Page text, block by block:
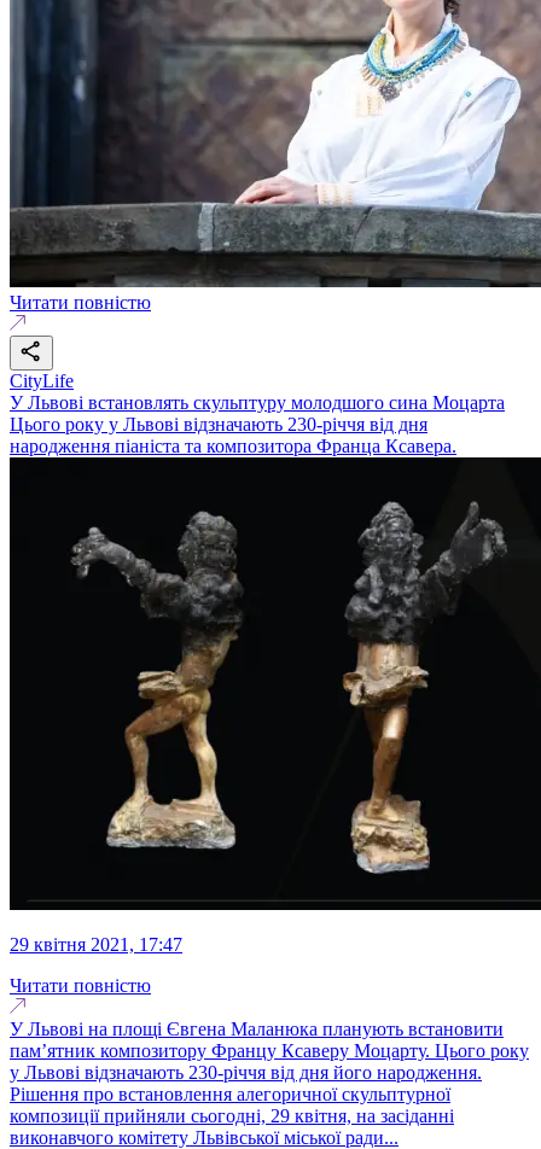
Читати повністю
CityLife
У Львові встановлять скульптуру молодшого сина Моцарта
Цього року у Львові відзначають 230-річчя від дня
народження піаніста та композитора Франца Ксавера.
29 квітня 2021, 17:47
Читати повністю
У Львові на площі Євгена Маланюка планують встановити
пам’ятник композитору Францу Ксаверу Моцарту. Цього року
у Львові відзначають 230-річчя від дня його народження.
Рішення про встановлення алегоричної скульптурної
композиції прийняли сьогодні, 29 квітня, на засіданні
виконавчого комітету Львівської міської ради...